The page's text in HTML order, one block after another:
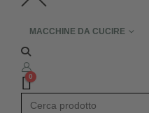
MACCHINE DA CUCIRE
0